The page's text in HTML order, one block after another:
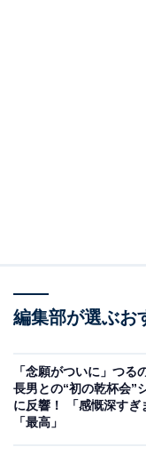
編集部が選ぶお
「念願がついに」つる
長男との“初の乾杯会”
に反響！ 「感慨深すぎ
「最高」